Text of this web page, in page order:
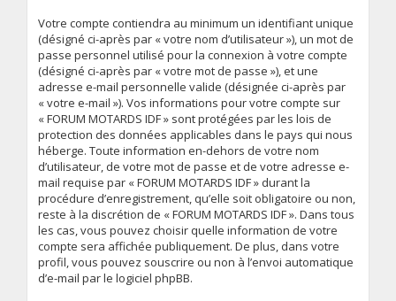
Votre compte contiendra au minimum un identifiant unique
(désigné ci-après par « votre nom d’utilisateur »), un mot de
passe personnel utilisé pour la connexion à votre compte
(désigné ci-après par « votre mot de passe »), et une
adresse e-mail personnelle valide (désignée ci-après par
« votre e-mail »). Vos informations pour votre compte sur
« FORUM MOTARDS IDF » sont protégées par les lois de
protection des données applicables dans le pays qui nous
héberge. Toute information en-dehors de votre nom
d’utilisateur, de votre mot de passe et de votre adresse e-
mail requise par « FORUM MOTARDS IDF » durant la
procédure d’enregistrement, qu’elle soit obligatoire ou non,
reste à la discrétion de « FORUM MOTARDS IDF ». Dans tous
les cas, vous pouvez choisir quelle information de votre
compte sera affichée publiquement. De plus, dans votre
profil, vous pouvez souscrire ou non à l’envoi automatique
d’e-mail par le logiciel phpBB.